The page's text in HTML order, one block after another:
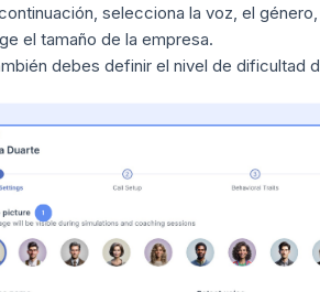
selecciona la voz, el
el tamaño de la empresa.
debes definir el nivel de dificultad